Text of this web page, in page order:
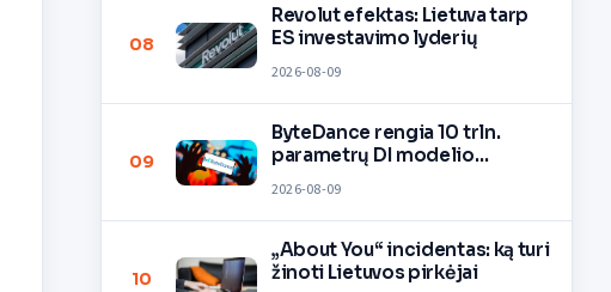
08
Revolut efektas: Lietuva tarp
ES investavimo lyderių
2026-08-09
09
ByteDance rengia 10 trln.
parametrų DI modelio
2026-08-09
10
„About You“ incidentas: ką turi
žinoti Lietuvos pirkėjai